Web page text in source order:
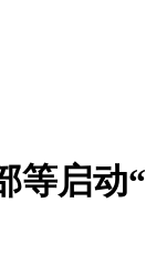
等启动